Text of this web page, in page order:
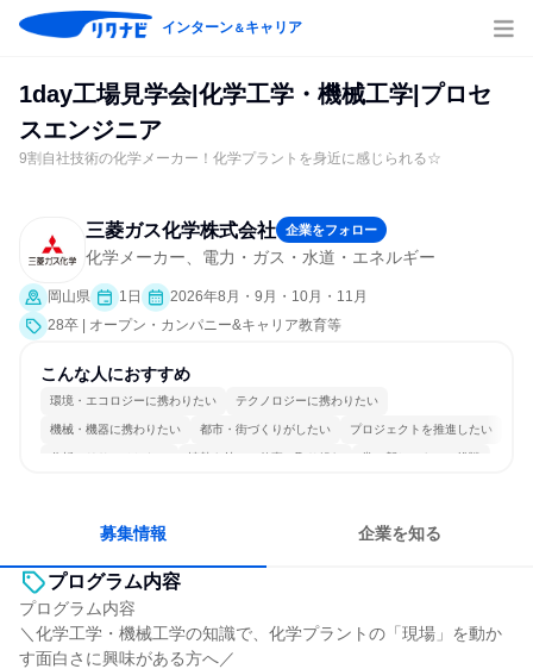
インターン＆キャリア
1day工場見学会|化学工学・機械工学|プロセ
スエンジニア
9割自社技術の化学メーカー！化学プラントを身近に感じられる☆
三菱ガス化学株式会社 企業をフォロー
化学メーカー、電力・ガス・水道・エネルギー
岡山県 1日
2026年8月・9月・10月・11月
28卒 | オープン・カンパニー&キャリア教育等
こんな人におすすめ
環境・エコロジーに携わりたい テクノロジーに携わりたい
機械・機器に携わりたい 都市・街づくりがしたい プロジェクトを推進したい
分析・リサーチしたい 情熱を持って仕事に取り組む 常に新しいものに挑戦
募集情報 企業を知る
プログラム内容
プログラム内容
＼化学工学・機械工学の知識で、化学プラントの「現場」を動か
す面白さに興味がある方へ／